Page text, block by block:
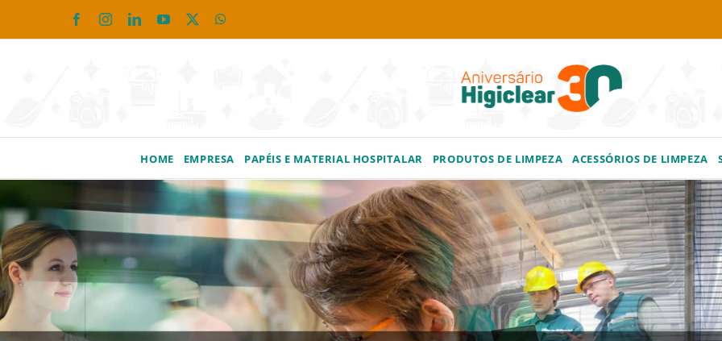
o
FacebookInstagramLinkedInYouTube
HOME EMPRESA PAPÉIS E MATERIAL HOSPITALAR PRODUTOS DE LIMPEZA ACESSÓRIOS DE LIMPEZA